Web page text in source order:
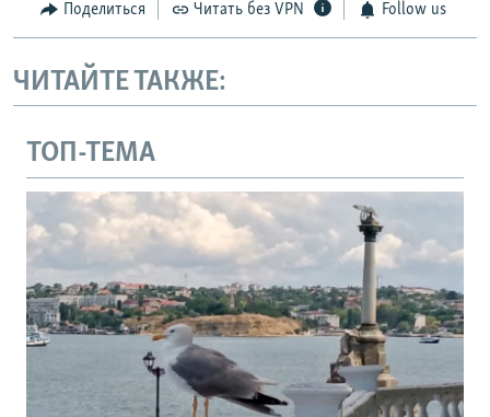
Поделиться Читать без VPN Follow us
ЧИТАЙТЕ ТАКЖЕ:
ТОП-ТЕМА